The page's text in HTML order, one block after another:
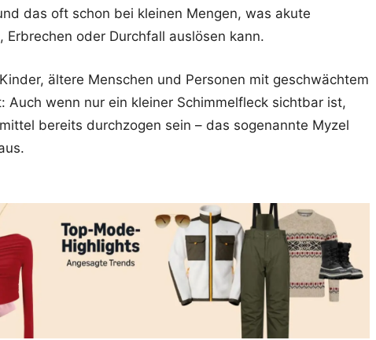
das oft schon bei kleinen Mengen, was akute
oder Durchfall auslösen kann.
ältere Menschen und Personen mit geschwächtem
Auch wenn nur ein kleiner Schimmelfleck sichtbar ist,
bereits durchzogen sein – das sogenannte Myzel